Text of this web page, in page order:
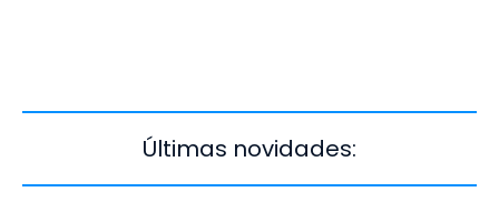
Últimas novidades: